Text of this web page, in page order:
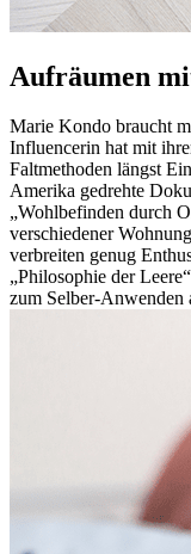
Aufräumen
Marie Kondo braucht
Influencerin hat mit
Faltmethoden längst
Amerika gedrehte
„Wohlbefinden durch
verschiedener
verbreiten genug
„Philosophie der
zum Selber-Anwenden